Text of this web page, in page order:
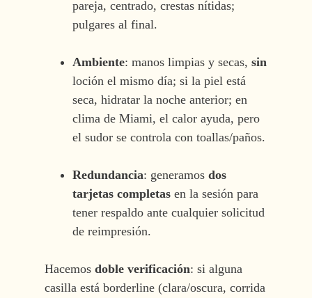
pareja, centrado, crestas nítidas;
pulgares al final.
Ambiente: manos limpias y secas, sin
loción el mismo día; si la piel está
seca, hidratar la noche anterior; en
clima de Miami, el calor ayuda, pero
el sudor se controla con toallas/paños.
Redundancia: generamos dos
tarjetas completasen la sesión para
tener respaldo ante cualquier solicitud
de reimpresión.
Hacemos doble verificación: si alguna
casilla está borderline (clara/oscura, corrida